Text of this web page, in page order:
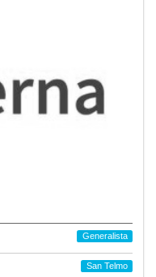
Generalista
San Telmo